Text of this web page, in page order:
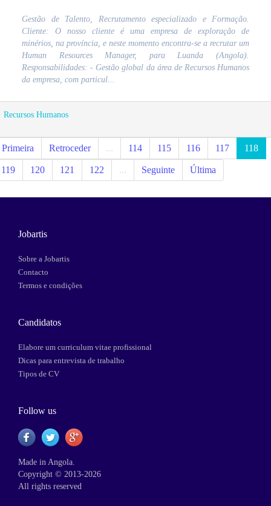
Gestão de Talento, Recrutamento especializado e Formação.
Cliente: O nosso cliente é uma empresa de exploração de
minérios, na província, e neste momento encontra-se a recrutar um
Human Resources Manager, para Luanda (Angola).
Responsabilidades: - Gestão global da área de Recursos Humanos
da empresa, com particul...
Recursos Humanos
Primeira Retroceder ... 114 115 116 117 118
119 120 121 122 ... Seguinte Última
Jobartis
Sobre a Jobartis
Contacto
Termos e condições
Candidatos
Elabore um curriculum vitae profissional
Dicas para entrevista de trabalho
Tipos de CV
Follow us
Made in Angola.
Copyright © 2013-2026
All rights reserved